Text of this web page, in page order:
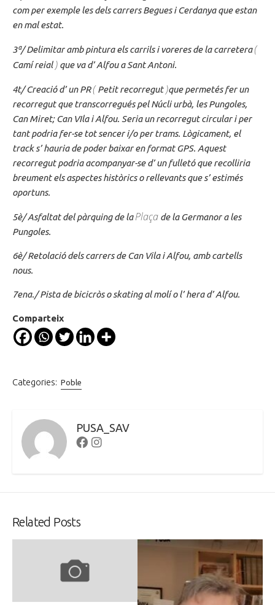
com per exemple les dels carrers Begues i Cerdanya que estan
en mal estat.
3ª/ Delimitar amb pintura els carrils i voreres de la carretera(
Camí reial) que va d’Alfoua Sant Antoni.
4t/ Creaciód’ un PR(Petit recorregut)que permetés fer un
recorregut que transcorregués pelNúcliurbà, lesPungoles,
Can Miret; Can VIlaiAlfou. Seria un recorregut circular i per
tant podria fer-se tot sencer i/o per trams. Lògicament, el
track s’ hauriade poder baixar en format GPS. Aquest
recorregut podria acompanyar-sed’ unfulletó que recolliria
breument els aspectes històrics o rellevants ques’ estimés
oportuns.
5è/ Asfaltat del pàrquing de laPlaça de la Germanor a les
Pungoles.
6è/ Retolació dels carrers de Can Vila iAlfou, amb cartells
nous.
7ena./ Pista de bicicròs oskatingal molí o l’herad’Alfou.
Comparteix
Categories: Poble
PUSA_SAV
FacebookInstagram
Related Posts